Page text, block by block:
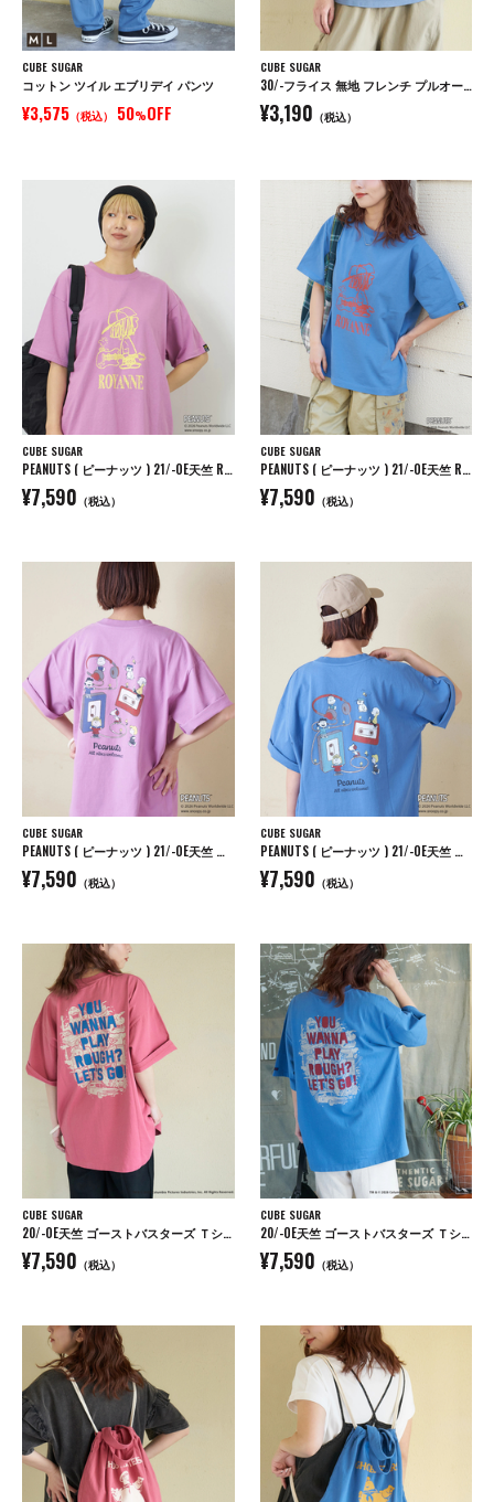
CUBE SUGAR
コットン ツイル エブリデイ パンツ
¥3,575 （税込） 50%OFF
CUBE SUGAR
30/-フライス 無地 フレンチ プルオーバー
¥3,190 （税込）
CUBE SUGAR
PEANUTS ( ピーナッツ ) 21/-OE天竺 Royanne プリント Tシャツ
¥7,590 （税込）
CUBE SUGAR
PEANUTS ( ピーナッツ ) 21/-OE天竺 Royanne プリント Tシャツ
¥7,590 （税込）
CUBE SUGAR
PEANUTS ( ピーナッツ ) 21/-OE天竺 ミュージック Tシャツ
¥7,590 （税込）
CUBE SUGAR
PEANUTS ( ピーナッツ ) 21/-OE天竺 ミュージック Tシャツ
¥7,590 （税込）
CUBE SUGAR
20/-OE天竺 ゴーストバスターズ Ｔシャツ
¥7,590 （税込）
CUBE SUGAR
20/-OE天竺 ゴーストバスターズ Ｔシャツ
¥7,590 （税込）